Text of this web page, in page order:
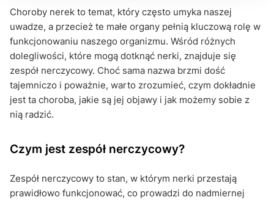
Podsumowanie
Choroby nerek to temat, który często umyka naszej
uwadze, a przecież te małe organy pełnią kluczową rolę w
funkcjonowaniu naszego organizmu. Wśród różnych
dolegliwości, które mogą dotknąć nerki, znajduje się
zespół nerczycowy. Choć sama nazwa brzmi dość
tajemniczo i poważnie, warto zrozumieć, czym dokładnie
jest ta choroba, jakie są jej objawy i jak możemy sobie z
nią radzić.
Czym jest zespół nerczycowy?
Zespół nerczycowy to stan, w którym nerki przestają
prawidłowo funkcjonować, co prowadzi do nadmiernej